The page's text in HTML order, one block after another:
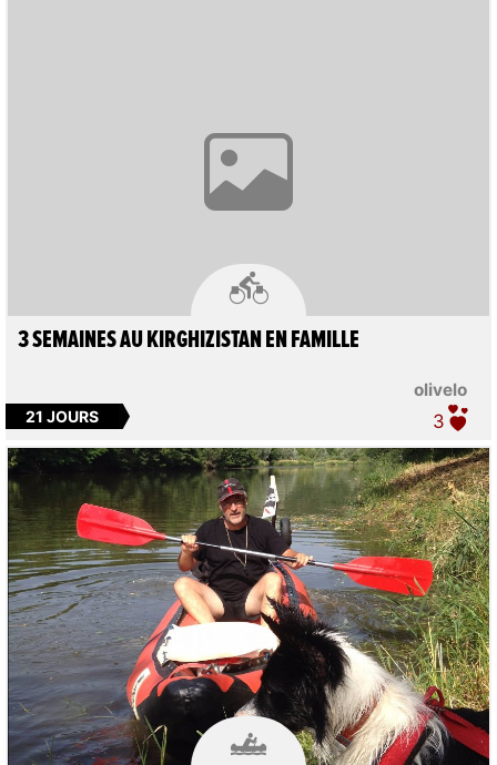

olivelo
3 SEMAINES AU KIRGHIZISTAN EN FAMILLE
21 JOURS 3
